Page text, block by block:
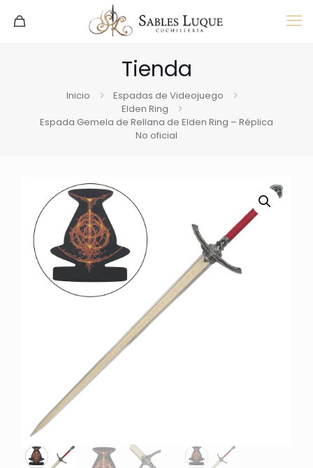
Tienda
Inicio
Espadas de Videojuego
Elden Ring
Espada Gemela de Rellana de Elden Ring – Réplica
No oficial